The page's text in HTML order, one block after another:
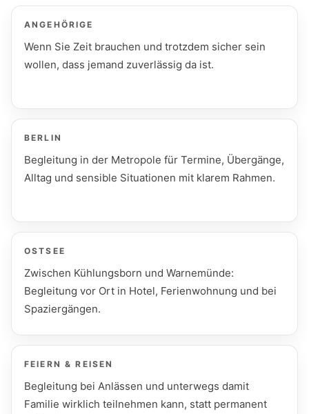
ANGEHÖRIGE
Wenn Sie Zeit brauchen und trotzdem sicher sein
wollen, dass jemand zuverlässig da ist.
BERLIN
Begleitung in der Metropole für Termine, Übergänge,
Alltag und sensible Situationen mit klarem Rahmen.
OSTSEE
Zwischen Kühlungsborn und Warnemünde:
Begleitung vor Ort in Hotel, Ferienwohnung und bei
Spaziergängen.
FEIERN & REISEN
Begleitung bei Anlässen und unterwegs damit
Familie wirklich teilnehmen kann, statt permanent